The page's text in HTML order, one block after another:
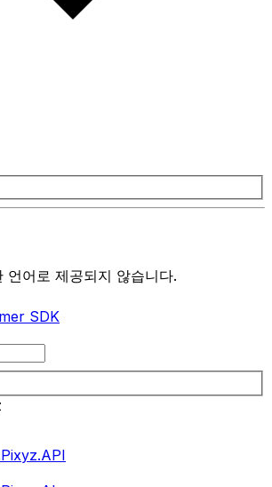
언어로 제공되지 않습니다.
SDK